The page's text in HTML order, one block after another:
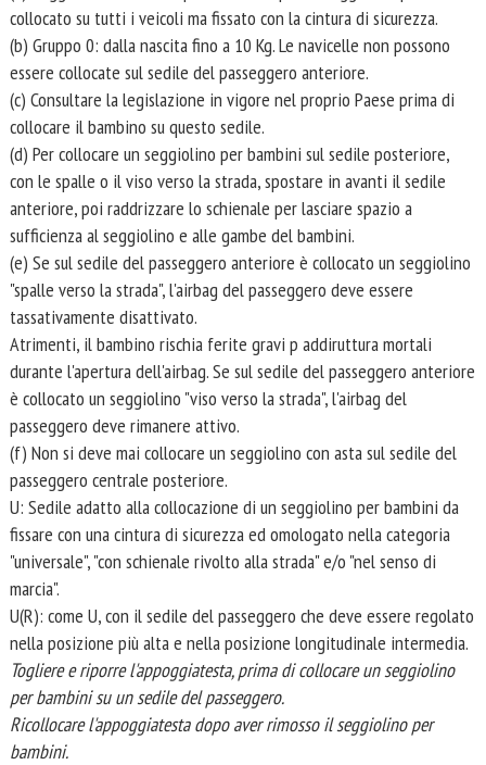
collocato su tutti i veicoli ma fissato con la cintura di sicurezza.
(b) Gruppo 0: dalla nascita fino a 10 Kg. Le navicelle non possono
essere collocate sul sedile del passeggero anteriore.
(c) Consultare la legislazione in vigore nel proprio Paese prima di
collocare il bambino su questo sedile.
(d) Per collocare un seggiolino per bambini sul sedile posteriore,
con le spalle o il viso verso la strada, spostare in avanti il sedile
anteriore, poi raddrizzare lo schienale per lasciare spazio a
sufficienza al seggiolino e alle gambe del bambini.
(e) Se sul sedile del passeggero anteriore è collocato un seggiolino
"spalle verso la strada", l'airbag del passeggero deve essere
tassativamente disattivato.
Atrimenti, il bambino rischia ferite gravi p addiruttura mortali
durante l'apertura dell'airbag. Se sul sedile del passeggero anteriore
è collocato un seggiolino "viso verso la strada", l'airbag del
passeggero deve rimanere attivo.
(f) Non si deve mai collocare un seggiolino con asta sul sedile del
passeggero centrale posteriore.
U: Sedile adatto alla collocazione di un seggiolino per bambini da
fissare con una cintura di sicurezza ed omologato nella categoria
"universale", "con schienale rivolto alla strada" e/o "nel senso di
marcia".
U(R): come U, con il sedile del passeggero che deve essere regolato
nella posizione più alta e nella posizione longitudinale intermedia.
Togliere e riporre l'appoggiatesta, prima di collocare un seggiolino
per bambini su un sedile del passeggero.
Ricollocare l'appoggiatesta dopo aver rimosso il seggiolino per
bambini.